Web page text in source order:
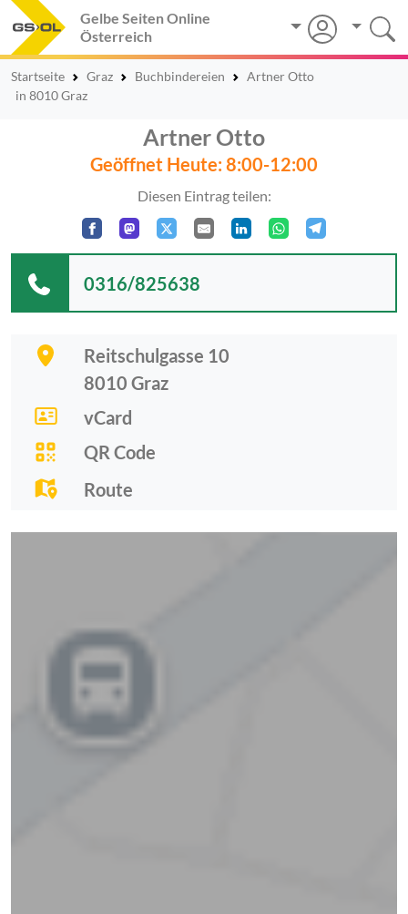
Gelbe Seiten Online
Österreich
Startseite Graz Buchbindereien
Artner Otto
in 8010 Graz
Artner Otto
Geöffnet Heute: 8:00-12:00
Diesen Eintrag teilen:
Reitschulgasse 10
8010 Graz
vCard
QR Code
Route
0316/825638